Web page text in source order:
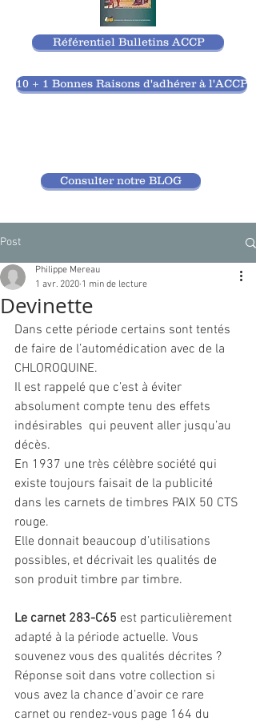
Référentiel Bulletins ACCP
10 + 1 Bonnes Raisons d'adhérer à l'ACCP
Consulter notre BLOG
Post
Devinette
Philippe Mereau
1 avr. 2020 1 min de lecture
Dans cette période certains sont tentés
de faire de l’automédication avec de la
CHLOROQUINE.
Il est rappelé que c’est à éviter
absolument compte tenu des effets
indésirables  qui peuvent aller jusqu’au
décès.
En 1937 une très célèbre société qui
existe toujours faisait de la publicité
dans les carnets de timbres PAIX 50 CTS
rouge.
Elle donnait beaucoup d’utilisations
possibles, et décrivait les qualités de
son produit timbre par timbre.
Le carnet 283-C65 est particulièrement
adapté à la période actuelle. Vous
souvenez vous des qualités décrites ?
Réponse soit dans votre collection si
vous avez la chance d’avoir ce rare
carnet ou rendez-vous page 164 du